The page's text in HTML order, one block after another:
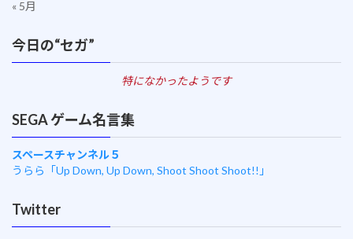
« 5月
今日の“セガ”
特になかったようです
SEGA ゲーム名言集
スペースチャンネル５
うらら「Up Down, Up Down, Shoot Shoot Shoot!!」
Twitter